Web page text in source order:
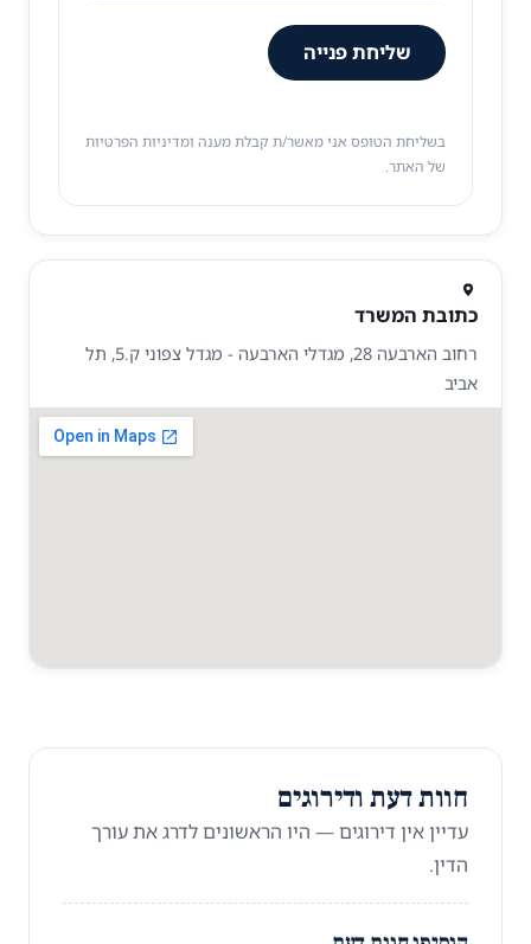
שליחת פנייה
בשליחת הטופס אני מאשר/ת קבלת מענה ומדיניות הפרטיות
של האתר.
כתובת המשרד
רחוב הארבעה 28, מגדלי הארבעה - מגדל צפוני ק.5, תל
אביב
חוות דעת ודירוגים
עדיין אין דירוגים — היו הראשונים לדרג את עורך
הדין.